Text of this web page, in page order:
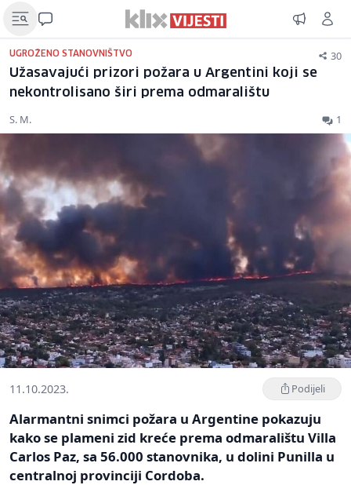
UGROŽENO STANOVNIŠTVO 30
Užasavajući prizori požara u Argentini koji se
nekontrolisano širi prema odmaralištu
S. M. 1
11.10.2023. Podijeli
Alarmantni snimci požara u Argentine pokazuju
kako se plameni zid kreće prema odmaralištu Villa
Carlos Paz, sa 56.000 stanovnika, u dolini Punilla u
centralnoj provinciji Cordoba.